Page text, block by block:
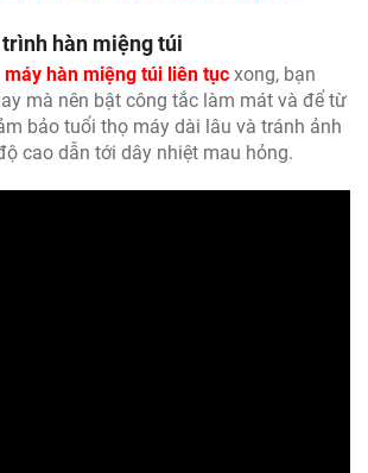
hàn miệng túi
máy hàn miệng túi liên tục xong, bạn
mà nên bật công tắc làm mát và để từ
bảo tuổi thọ máy dài lâu và tránh ảnh
cao dẫn tới dây nhiệt mau hỏng.